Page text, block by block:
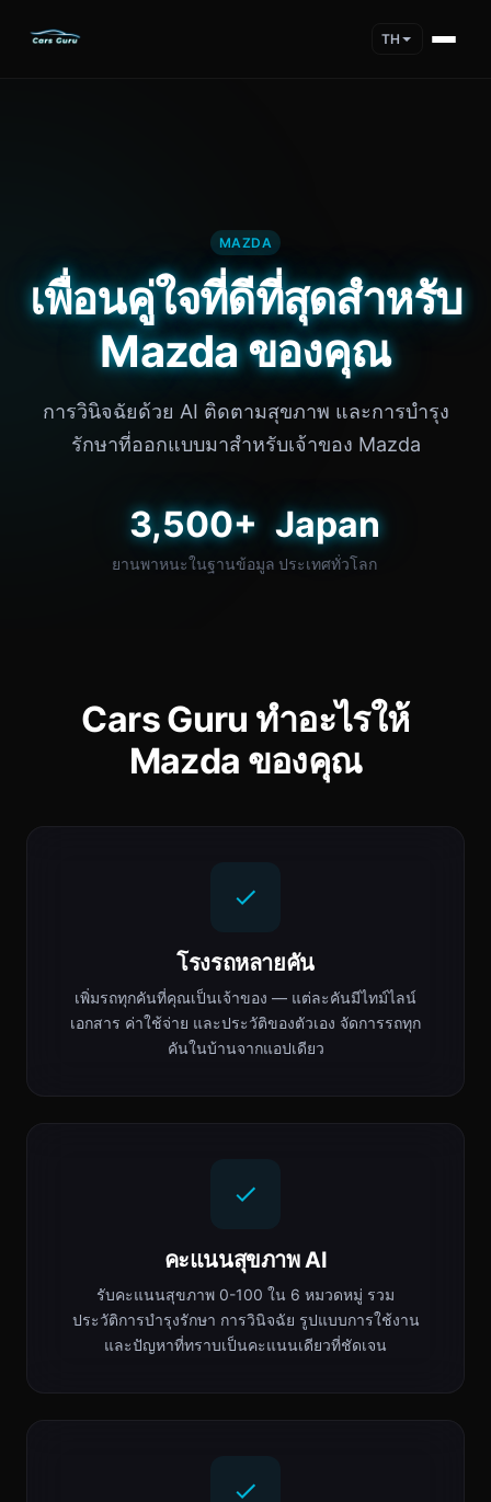
TH
MAZDA
เพื่อนคู่ใจที่ดีที่สุดสำหรับ
Mazda ของคุณ
การวินิจฉัยด้วย AI ติดตามสุขภาพ และการบำรุง
รักษาที่ออกแบบมาสำหรับเจ้าของ Mazda
3,500+
ยานพาหนะในฐานข้อมูล
Japan
ประเทศทั่วโลก
Cars Guru ทำอะไรให้
Mazda ของคุณ
โรงรถหลายคัน
เพิ่มรถทุกคันที่คุณเป็นเจ้าของ — แต่ละคันมีไทม์ไลน์
เอกสาร ค่าใช้จ่าย และประวัติของตัวเอง จัดการรถทุก
คันในบ้านจากแอปเดียว
คะแนนสุขภาพ AI
รับคะแนนสุขภาพ 0-100 ใน 6 หมวดหมู่ รวม
ประวัติการบำรุงรักษา การวินิจฉัย รูปแบบการใช้งาน
และปัญหาที่ทราบเป็นคะแนนเดียวที่ชัดเจน